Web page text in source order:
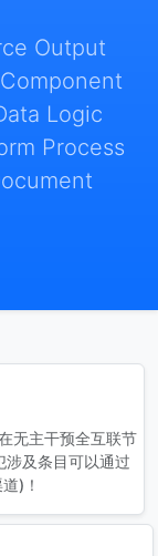
Output
Logic
Process
无主干预全互联节
涉及条目可以通过
)！